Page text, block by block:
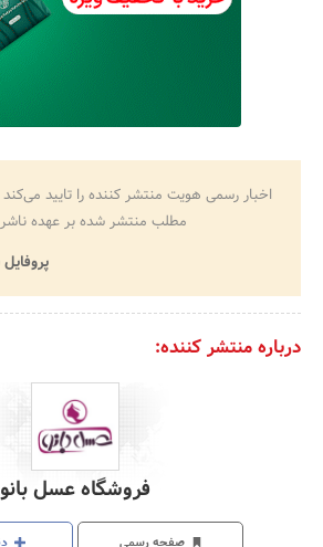
اخبار رسمی هویت منتشر کننده را تایید
مطلب منتشر شده بر عهده
درباره منتشر کننده:
فروشگاه عسل بانو
صفحه رسمی